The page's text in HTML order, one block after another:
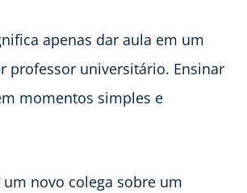
apenas dar aula em um
professor universitário. Ensinar
momentos simples e
novo colega sobre um